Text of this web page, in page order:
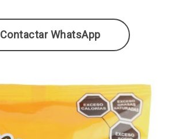
Contactar WhatsApp